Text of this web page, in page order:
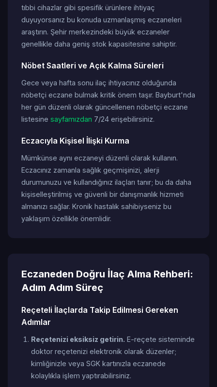
tıbbi cihazlar gibi spesifik ürünlere ihtiyaç
duyuyorsanız bu konuda uzmanlaşmış eczaneleri
araştırın. Şehir merkezindeki büyük eczaneler
genellikle daha geniş stok kapasitesine sahiptir.
Nöbet Saatleri ve Açık Kalma Süreleri
Gece veya hafta sonu ilaç ihtiyacınız olduğunda
nöbetçi eczane bulmak kritik önem taşır. Bayburt'nda
her gün düzenli olarak güncellenen nöbetçi eczane
listesine sayfamızdan 7/24 erişebilirsiniz.
Eczacıyla Kişisel İlişki Kurma
Mümkünse aynı eczaneyi düzenli olarak kullanın.
Eczacınız zamanla sağlık geçmişinizi, alerji
durumunuzu ve kullandığınız ilaçları tanır; bu da daha
kişiselleştirilmiş ve güvenli bir danışmanlık hizmeti
almanızı sağlar. Kronik hastalık sahibiyseniz bu
yaklaşım özellikle önemlidir.
Eczaneden Doğru İlaç Alma Rehberi:
Adım Adım Süreç
Reçeteli İlaçlarda Takip Edilmesi Gereken
Adımlar
Reçetenizi eksiksiz getirin. E-reçete sisteminde
doktor reçetenizi elektronik olarak düzenler;
kimliğinizle veya SGK kartınızla eczanede
kolaylıkla işlem yaptırabilirsiniz.